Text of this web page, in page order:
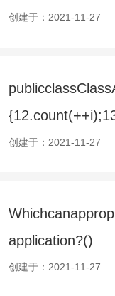
创建于：2021-11-27
()
创建于：2021-11-27
application?()
创建于：2021-11-27